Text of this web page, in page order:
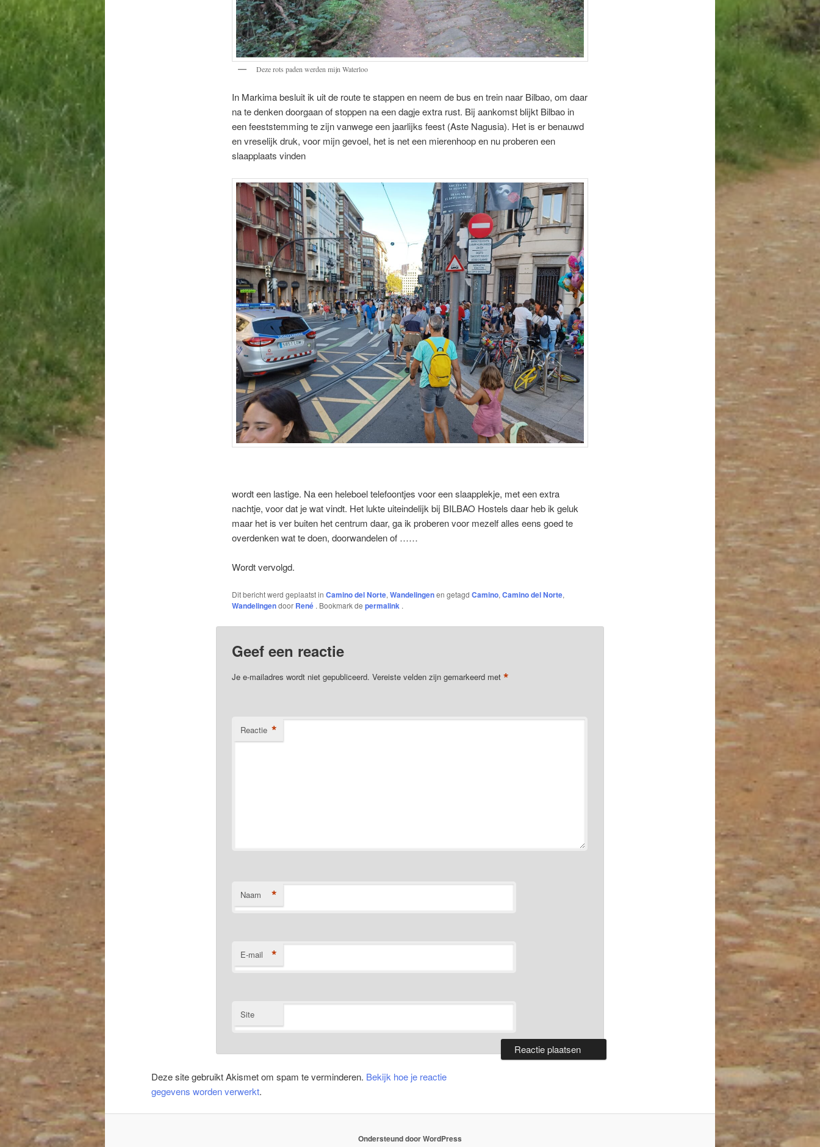
Deze rots paden werden mijn Waterloo
In Markima besluit ik uit de route te stappen en neem de bus en trein naar Bilbao, om daar
na te denken doorgaan of stoppen na een dagje extra rust. Bij aankomst blijkt Bilbao in
een feeststemming te zijn vanwege een jaarlijks feest (Aste Nagusia). Het is er benauwd
en vreselijk druk, voor mijn gevoel, het is net een mierenhoop en nu proberen een
slaapplaats vinden
wordt een lastige. Na een heleboel telefoontjes voor een slaapplekje, met een extra
nachtje, voor dat je wat vindt. Het lukte uiteindelijk bij BILBAO Hostels daar heb ik geluk
maar het is ver buiten het centrum daar, ga ik proberen voor mezelf alles eens goed te
overdenken wat te doen, doorwandelen of ……
Wordt vervolgd.
Dit bericht werd geplaatst in Camino del Norte, Wandelingenen getagd Camino, Camino del Norte,
Wandelingendoor René . Bookmark de permalink .
Geef een reactie
Je e-mailadres wordt niet gepubliceerd. Vereiste velden zijn gemarkeerd met *
Reactie *
Naam *
E-mail *
Site
Deze site gebruikt Akismet om spam te verminderen. Bekijk hoe je reactie
gegevens worden verwerkt.
Ondersteund door WordPress